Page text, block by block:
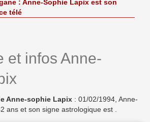
: Anne-Sophie Lapix est son
télé
et infos Anne-
Anne-sophie Lapix : 01/02/1994, Anne-
ans et son signe astrologique est .